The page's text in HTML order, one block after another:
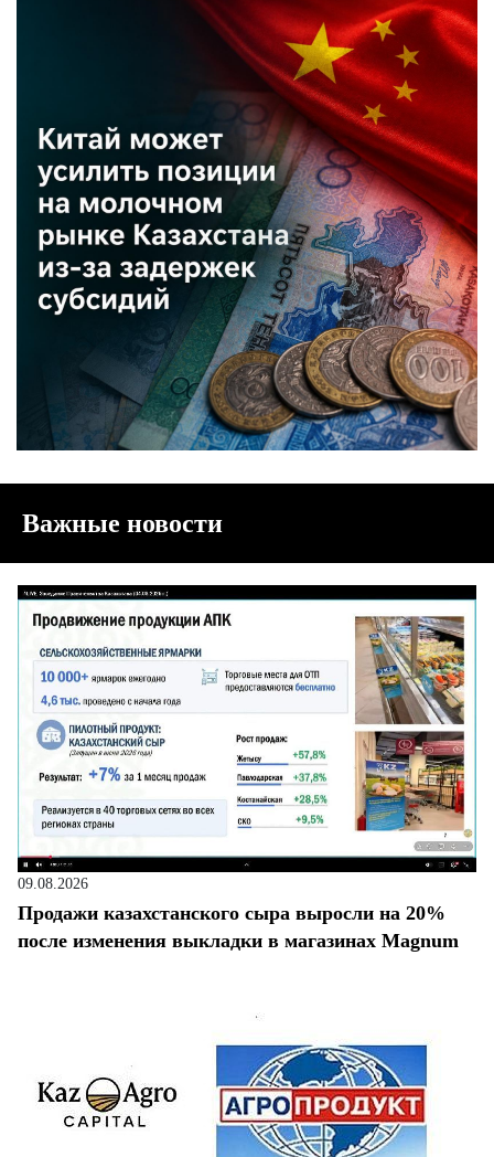
Важные новости
09.08.2026
Продажи казахстанского сыра выросли на 20%
после изменения выкладки в магазинах Magnum